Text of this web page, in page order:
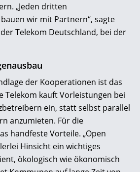
„Jeden dritten
wir mit Partnern“, sagte
Telekom Deutschland, bei der
der Kooperationen ist das
Telekom kauft Vorleistungen bei
ein, statt selbst parallel
anzumieten. Für die
handfeste Vorteile. „Open
Hinsicht ein wichtiges
ökologisch wie ökonomisch